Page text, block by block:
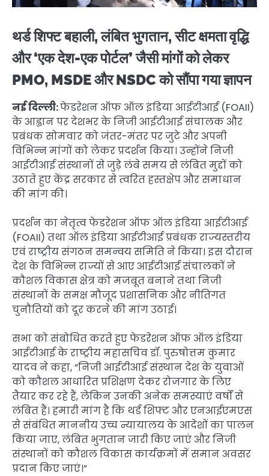
थर्ड शिफ्ट बहाली, लंबित भुगतान, सीट क्षमता वृद्धि
और ‘एक देश-एक पोर्टल’ जैसी मांगों को लेकर
PMO, MSDE और NSDC को सौंपा गया ज्ञापन
नई दिल्ली:फेडरेशन ऑफ ऑल इंडिया आईटीआई (FOAII)
के आह्वान पर देशभर के निजी आईटीआई संचालक और
प्रबंधक सोमवार को जंतर-मंतर पर जुटे और अपनी
विभिन्न मांगों को लेकर प्रदर्शन किया। उन्होंने निजी
आईटीआई संस्थानों से जुड़े लंबे समय से लंबित मुद्दों को
उठाते हुए केंद्र सरकार से त्वरित हस्तक्षेप और समाधान
की मांग की।
प्रदर्शन का नेतृत्व फेडरेशन ऑफ ऑल इंडिया आईटीआई
(FOAII) तथा ऑल इंडिया आईटीआई प्रबंधक राज्यस्तरीय
एवं राष्ट्रीय संगठन समन्वय समिति ने किया। इस दौरान
देश के विभिन्न राज्यों से आए आईटीआई संचालकों ने
कौशल विकास क्षेत्र को मजबूत बनाने तथा निजी
संस्थानों के समक्ष मौजूद प्रशासनिक और नीतिगत
चुनौतियों को दूर करने की मांग उठाई।
सभा को संबोधित करते हुए फेडरेशन ऑफ ऑल इंडिया
आईटीआई के राष्ट्रीय महासचिव डॉ. पुरुषोत्तम कुमार
यादव ने कहा, “निजी आईटीआई संस्थान देश के युवाओं
को कौशल आधारित प्रशिक्षण देकर रोजगार के लिए
तैयार कर रहे हैं, लेकिन उनकी अनेक समस्याएं वर्षों से
लंबित हैं। हमारी मांग है कि थर्ड शिफ्ट और एनआईएमएस
से संबंधित माननीय उच्च न्यायालय के आदेशों का पालन
किया जाए, लंबित भुगतान जारी किए जाएं और निजी
संस्थानों को कौशल विकास कार्यक्रमों में समान अवसर
प्रदान किए जाएं।”